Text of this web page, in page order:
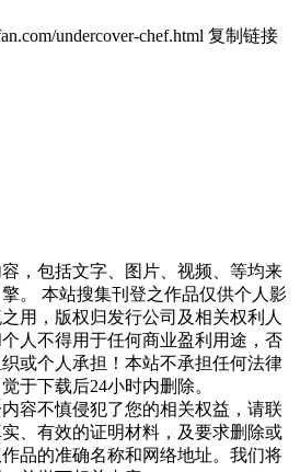
undercover-chef.html 复制链接
，包括文字、图片、视频、等均来
。 本站搜集刊登之作品仅供个人影
用，版权归发行公司及相关权利人
人不得用于任何商业盈利用途，否
或个人承担！本站不承担任何法律
于下载后24小时内删除。
容不慎侵犯了您的相关权益，请联
、有效的证明材料，及要求删除或
品的准确名称和网络地址。我们将